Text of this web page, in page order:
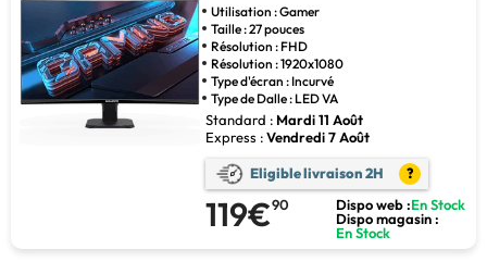
Utilisation : Gamer
Taille : 27 pouces
Résolution : FHD
Résolution : 1920x1080
Type d'écran : Incurvé
Type de Dalle : LED VA
Standard : Mardi 11 Août
Express :Vendredi 7 Août
Eligible livraison 2H ?
119€90 Dispo web :En Stock
Dispo magasin :
En Stock